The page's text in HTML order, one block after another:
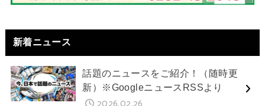
新着ニュース
話題のニュースをご紹介！（随時更
新）※GoogleニュースRSSより